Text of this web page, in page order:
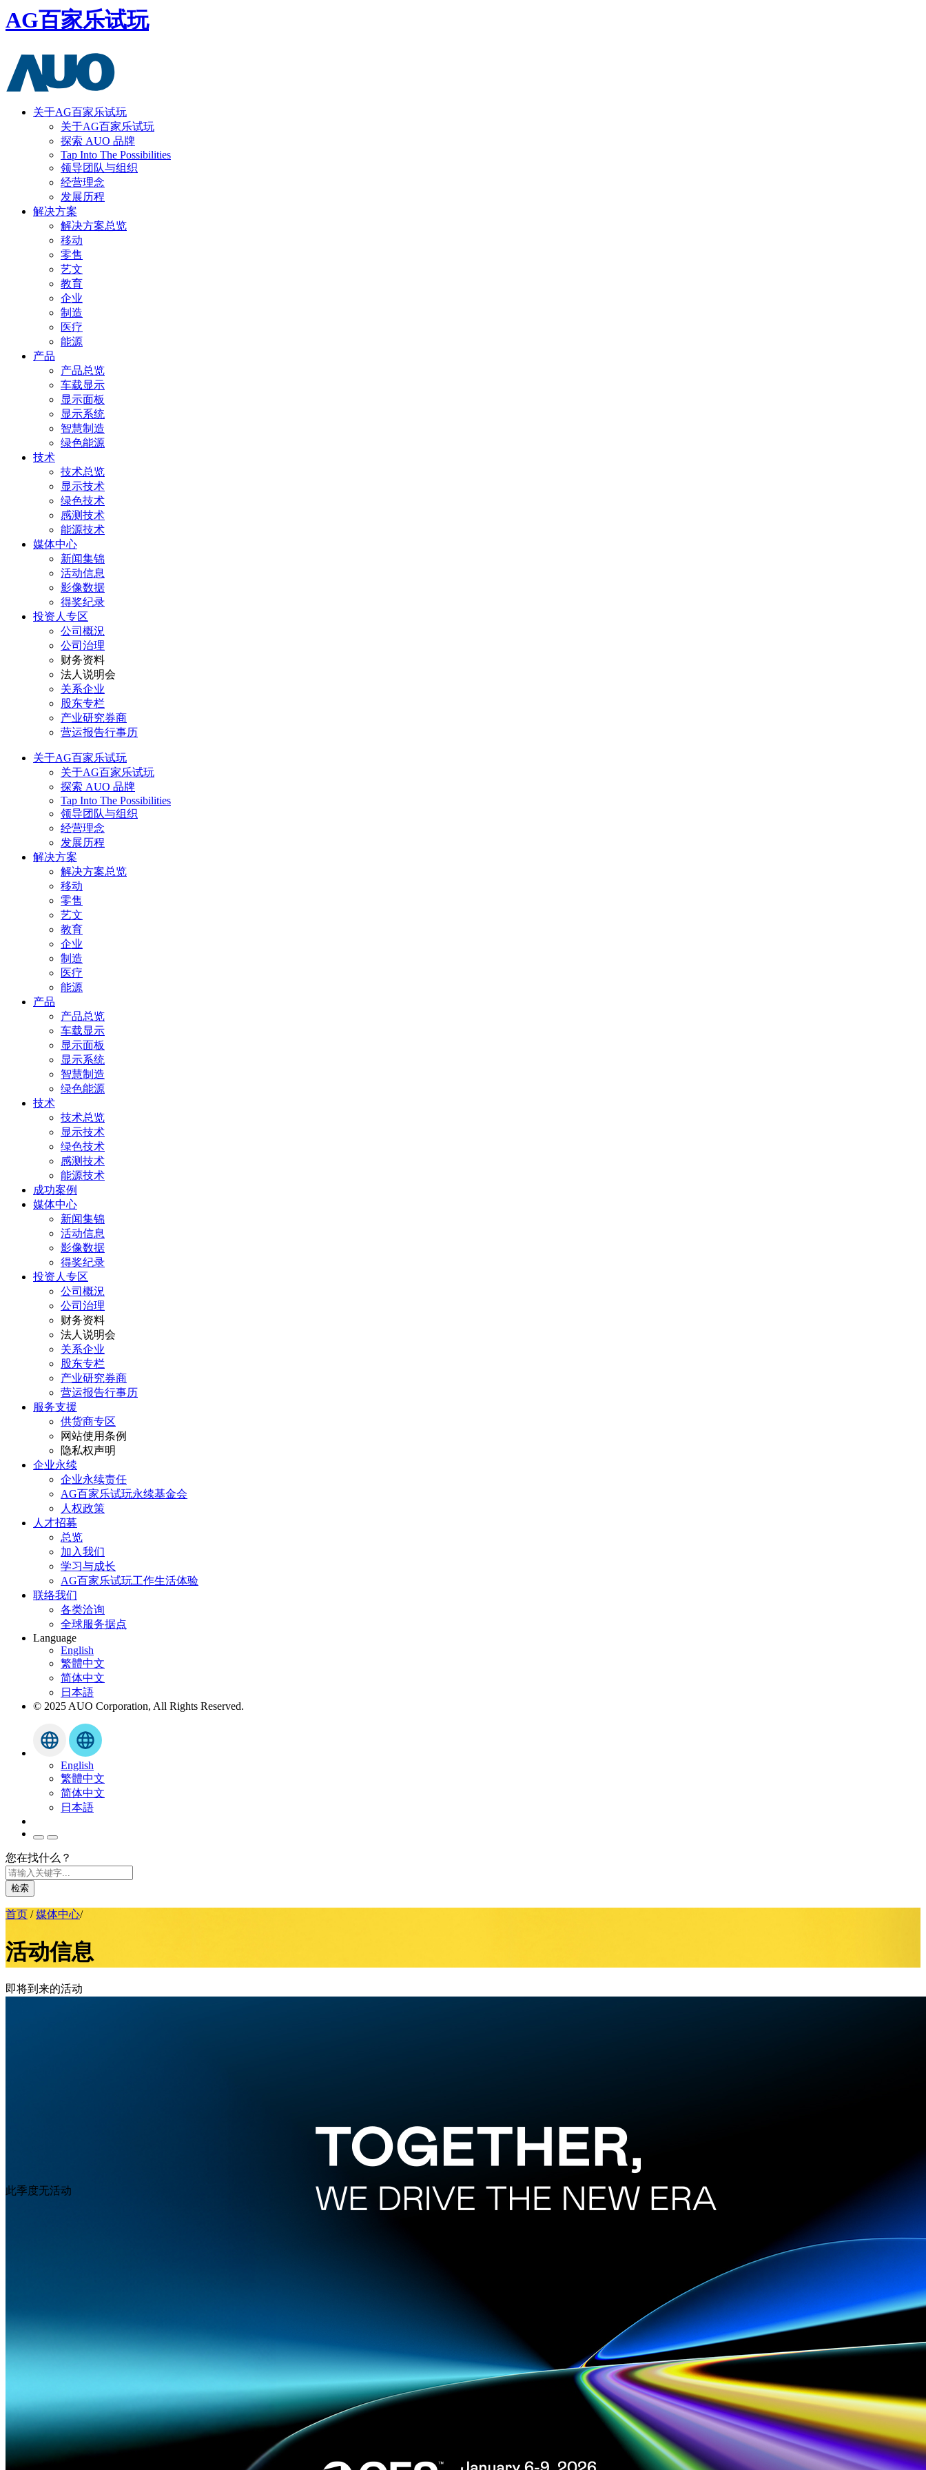
AG百家乐试玩
关于AG百家乐试玩
关于AG百家乐试玩
探索 AUO 品牌
Tap Into The Possibilities
领导团队与组织
经营理念
发展历程
解决方案
解决方案总览
移动
零售
艺文
教育
企业
制造
医疗
能源
产品
产品总览
车载显示
显示面板
显示系统
智慧制造
绿色能源
技术
技术总览
显示技术
绿色技术
感测技术
能源技术
媒体中心
新闻集锦
活动信息
影像数据
得奖纪录
投资人专区
公司概況
公司治理
财务资料
法人说明会
关系企业
股东专栏
产业研究券商
营运报告行事历
关于AG百家乐试玩
关于AG百家乐试玩
探索 AUO 品牌
Tap Into The Possibilities
领导团队与组织
经营理念
发展历程
解决方案
解决方案总览
移动
零售
艺文
教育
企业
制造
医疗
能源
产品
产品总览
车载显示
显示面板
显示系统
智慧制造
绿色能源
技术
技术总览
显示技术
绿色技术
感测技术
能源技术
成功案例
媒体中心
新闻集锦
活动信息
影像数据
得奖纪录
投资人专区
公司概況
公司治理
财务资料
法人说明会
关系企业
股东专栏
产业研究券商
营运报告行事历
服务支援
供货商专区
网站使用条例
隐私权声明
企业永续
企业永续责任
AG百家乐试玩永续基金会
人权政策
人才招募
总览
加入我们
学习与成长
AG百家乐试玩工作生活体验
联络我们
各类洽询
全球服务据点
Language
English
繁體中文
简体中文
日本語
© 2025 AUO Corporation, All Rights Reserved.
English
繁體中文
简体中文
日本語
您在找什么？
检索
首页 / 媒体中心/
活动信息
即将到来的活动
此季度无活动
技术
成功案例
媒体中心
投资人专区